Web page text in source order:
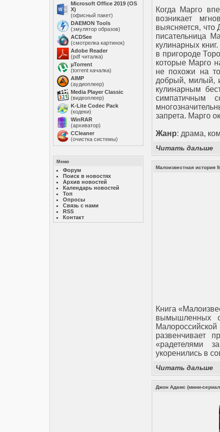
Microsoft Office 2019 (OS
X)
(офисный пакет)
DAEMON Tools
(эмулятор образов)
ACDSee
(смотрелка картинок)
Adobe Reader
(pdf читалка)
µTorrent
(torrent качалка)
AIMP
(аудиоплеер)
Media Player Classic
(видеоплеер)
K-Lite Codec Pack
(кодеки)
WinRAR
(архиватор)
ССleaner
(очистка системы)
Меню
Форум
Поиск в новостях
Архив новостей
Календарь новостей
Топ
Опросы
Связь с нами
RSS
Контакт
Когда Марго
возникает
выясняется,
писательница
кулинарных
в пригороде
которые Марго
не похожи на
добрый, милый,
кулинарным
симпатичным
запрета. Марго
Жанр: драма,
Читать дальше
Малоизвестная история
Книга
вымышленных
развенчивает
«радетелями
укоренились в
Читать дальше
Джон Адамс (мини-